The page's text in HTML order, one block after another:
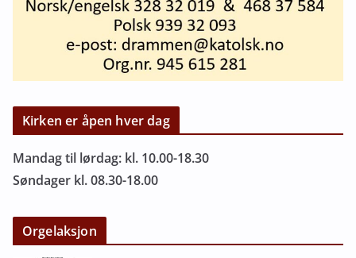
Kirken er åpen hver dag
Mandag til lørdag: kl. 10.00-18.30
Søndager kl. 08.30-18.00
Orgelaksjon